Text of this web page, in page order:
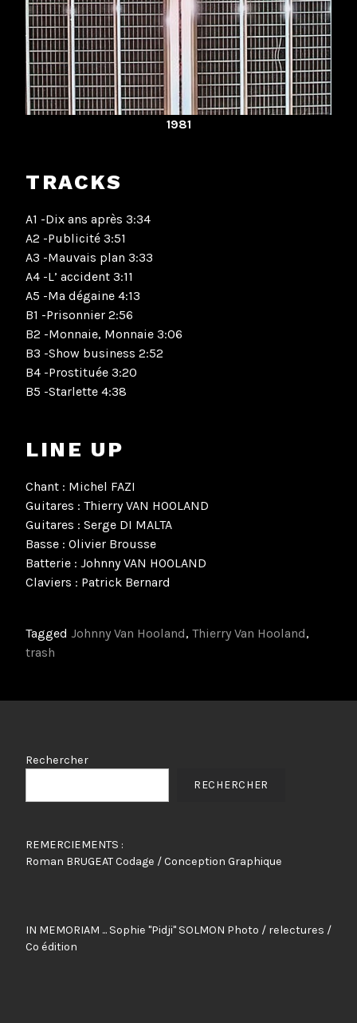
1981
TRACKS
A1 -Dix ans après 3:34
A2 -Publicité 3:51
A3 -Mauvais plan 3:33
A4 -L’ accident 3:11
A5 -Ma dégaine 4:13
B1 -Prisonnier 2:56
B2 -Monnaie, Monnaie 3:06
B3 -Show business 2:52
B4 -Prostituée 3:20
B5 -Starlette 4:38
LINE UP
Chant : Michel FAZI
Guitares : Thierry VAN HOOLAND
Guitares : Serge DI MALTA
Basse : Olivier Brousse
Batterie : Johnny VAN HOOLAND
Claviers : Patrick Bernard
Tagged Johnny Van Hooland, Thierry Van Hooland,
trash
Rechercher
RECHERCHER
REMERCIEMENTS :
Roman BRUGEAT Codage / Conception Graphique
IN MEMORIAM ... Sophie "Pidji" SOLMON Photo / relectures /
Co édition